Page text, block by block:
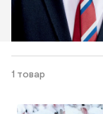
1 товар